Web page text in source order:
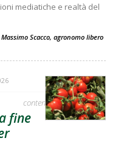
mediatiche e realtà del
Scacco, agronomo libero
contenuto sponsorizzato
fine